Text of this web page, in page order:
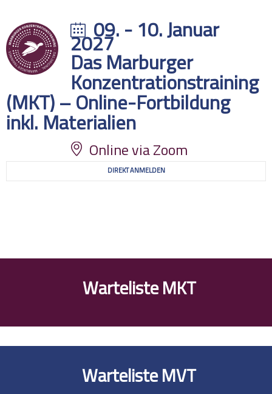
09. - 10. Januar
2027
Das Marburger
Konzentrationstraining
(MKT) – Online-Fortbildung
inkl. Materialien
Online via Zoom
DIREKT ANMELDEN
Warteliste MKT
Warteliste MVT